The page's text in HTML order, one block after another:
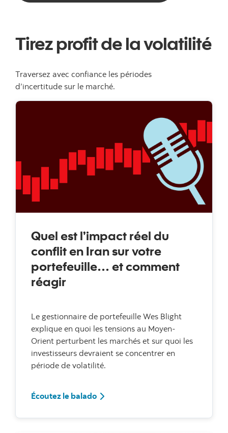
Tirez profit de la volatilité
Traversez avec confiance les périodes
d’incertitude sur le marché.
Quel est l’impact réel du
conflit en Iran sur votre
portefeuille… et comment
réagir
Le gestionnaire de portefeuille Wes Blight
explique en quoi les tensions au Moyen-
Orient perturbent les marchés et sur quoi les
investisseurs devraient se concentrer en
période de volatilité.
Écoutez le balado